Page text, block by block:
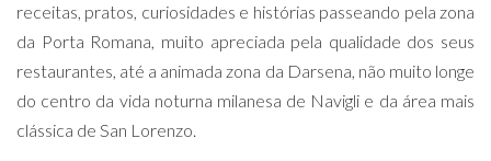
receitas, pratos, curiosidades e histórias passeando pela zona
da Porta Romana, muito apreciada pela qualidade dos seus
restaurantes, até a animada zona da Darsena, não muito longe
do centro da vida noturna milanesa de Navigli e da área mais
clássica de San Lorenzo.